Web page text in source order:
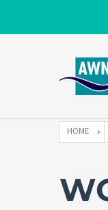
HOME